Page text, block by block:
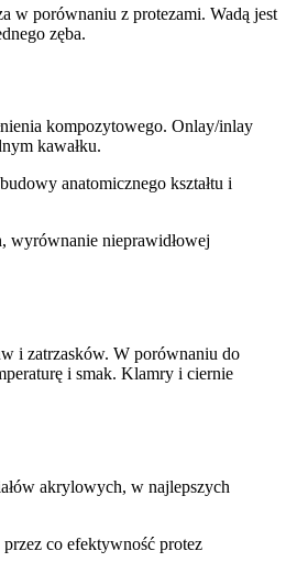
w porównaniu z protezami. Wadą jest
zęba.
kompozytowego. Onlay/inlay
kawałku.
anatomicznego kształtu i
wyrównanie nieprawidłowej
i zatrzasków. W porównaniu do
i smak. Klamry i ciernie
akrylowych, w najlepszych
przez co efektywność protez